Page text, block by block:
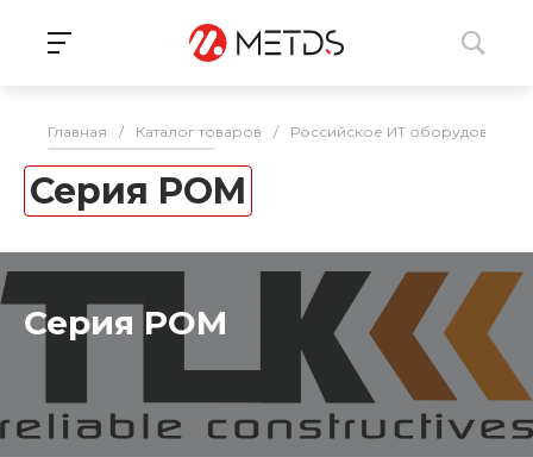
Главная / Каталог товаров / Российское ИТ оборудование
Серия POM
Серия POM